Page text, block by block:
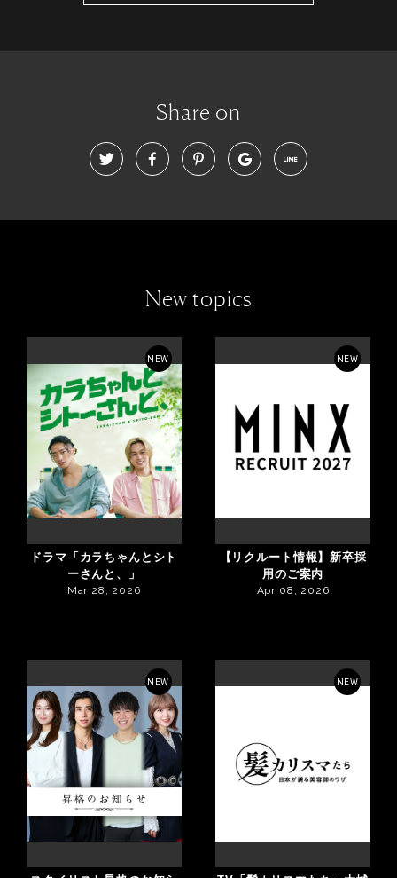
Share on
New topics
NEW
ドラマ「カラちゃんとシト
ーさんと、」
Mar 28, 2026
NEW
【リクルート情報】新卒採
用のご案内
Apr 08, 2026
NEW NEW